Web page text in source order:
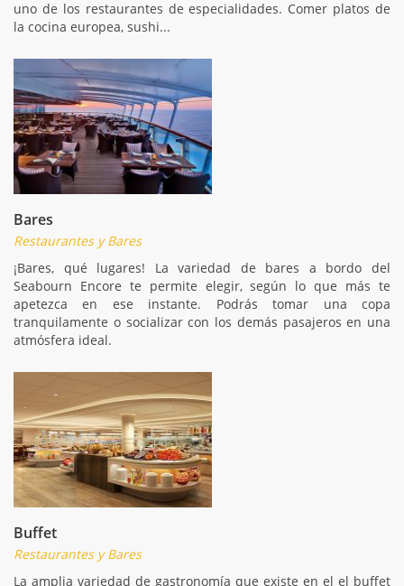
uno de los restaurantes de especialidades. Comer platos de
la cocina europea, sushi...
Bares
Restaurantes y Bares
¡Bares, qué lugares! La variedad de bares a bordo del
Seabourn Encore te permite elegir, según lo que más te
apetezca en ese instante. Podrás tomar una copa
tranquilamente o socializar con los demás pasajeros en una
atmósfera ideal.
Buffet
Restaurantes y Bares
La amplia variedad de gastronomía que existe en el el buffet